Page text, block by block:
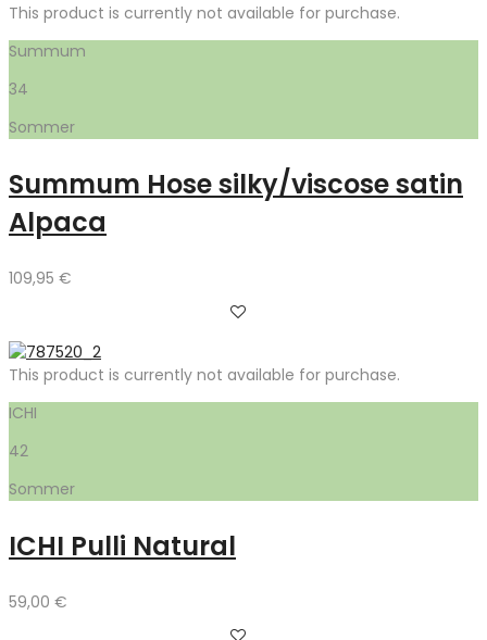
This product is currently not available for purchase.
Summum
34
Sommer
Summum Hose silky/viscose satin
Alpaca
109,95 €
This product is currently not available for purchase.
ICHI
42
Sommer
ICHI Pulli Natural
59,00 €